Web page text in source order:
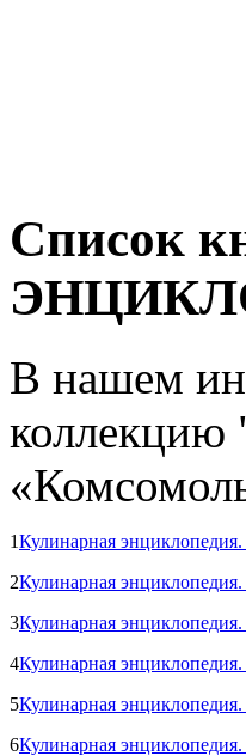
Список
В нашем
коллекцию
1Кулинарная
2Кулинарная
3Кулинарная
4Кулинарная
5Кулинарная
6Кулинарная